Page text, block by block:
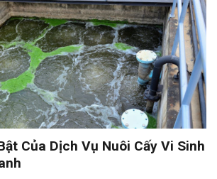
Của Dịch Vụ Nuôi Cấy Vi Sinh